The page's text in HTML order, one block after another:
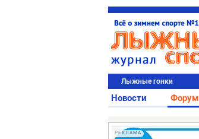
Лыжные гонки
Новости Форум
РЕКЛАМА